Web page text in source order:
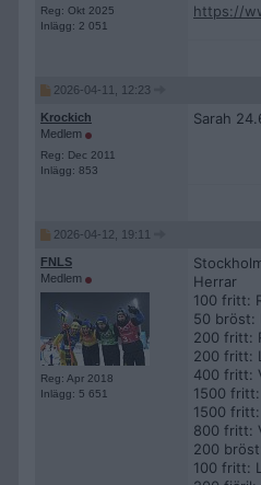
Reg: Okt 2025
Inlägg: 2 051
https://
2026-04-11, 12:23
Krockich
Medlem
Reg: Dec 2011
Inlägg: 853
Sarah
2026-04-12, 19:11
FNLS
Medlem
Reg: Apr 2018
Inlägg: 5 651
Herrar
100 fritt:
50 bröst:
200 fritt:
200 fritt:
400 fritt:
1500
1500 fritt:
800 fritt:
200
100 fritt: